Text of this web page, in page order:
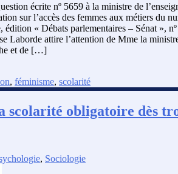
écrite nº 5659 à la ministre de
sur l’accès des femmes aux métiers du
édition « Débats parlementaires – Sénat »,
Laborde attire l’attention de Mme la
et de […]
, féminisme, scolarité
scolarité obligatoire dès
, Sociologie